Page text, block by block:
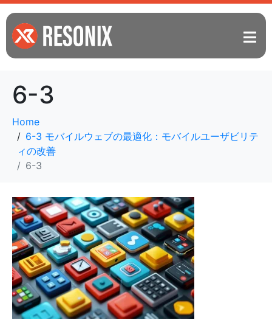
6-3
Home
6-3 モバイルウェブの最適化：モバイルユーザビリテ
ィの改善
6-3